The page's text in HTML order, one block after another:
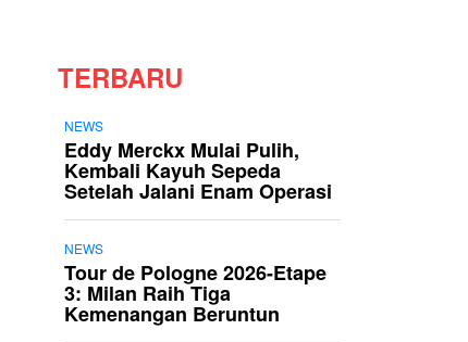
TERBARU
NEWS
Eddy Merckx Mulai Pulih,
Kembali Kayuh Sepeda
Setelah Jalani Enam Operasi
NEWS
Tour de Pologne 2026-Etape
3: Milan Raih Tiga
Kemenangan Beruntun